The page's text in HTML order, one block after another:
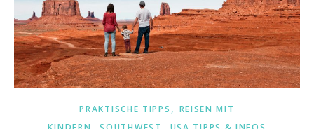
PRAKTISCHE TIPPS , REISEN MIT
, ,